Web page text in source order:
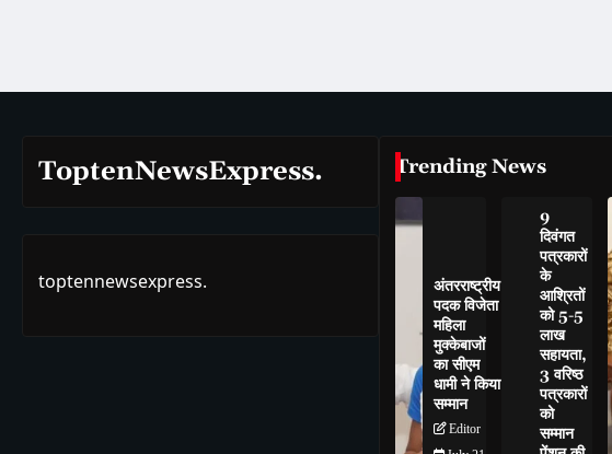
ToptenNewsExpress.
toptennewsexpress.
Trending News
अंतरराष्ट्रीय
पदक विजेता
महिला
मुक्केबाजों
का सीएम
धामी ने किया
सम्मान
Editor
9
दिवंगत
पत्रकारों
के
आश्रितों
को 5-5
लाख
सहायता,
3 वरिष्ठ
पत्रकारों
को
सम्मान